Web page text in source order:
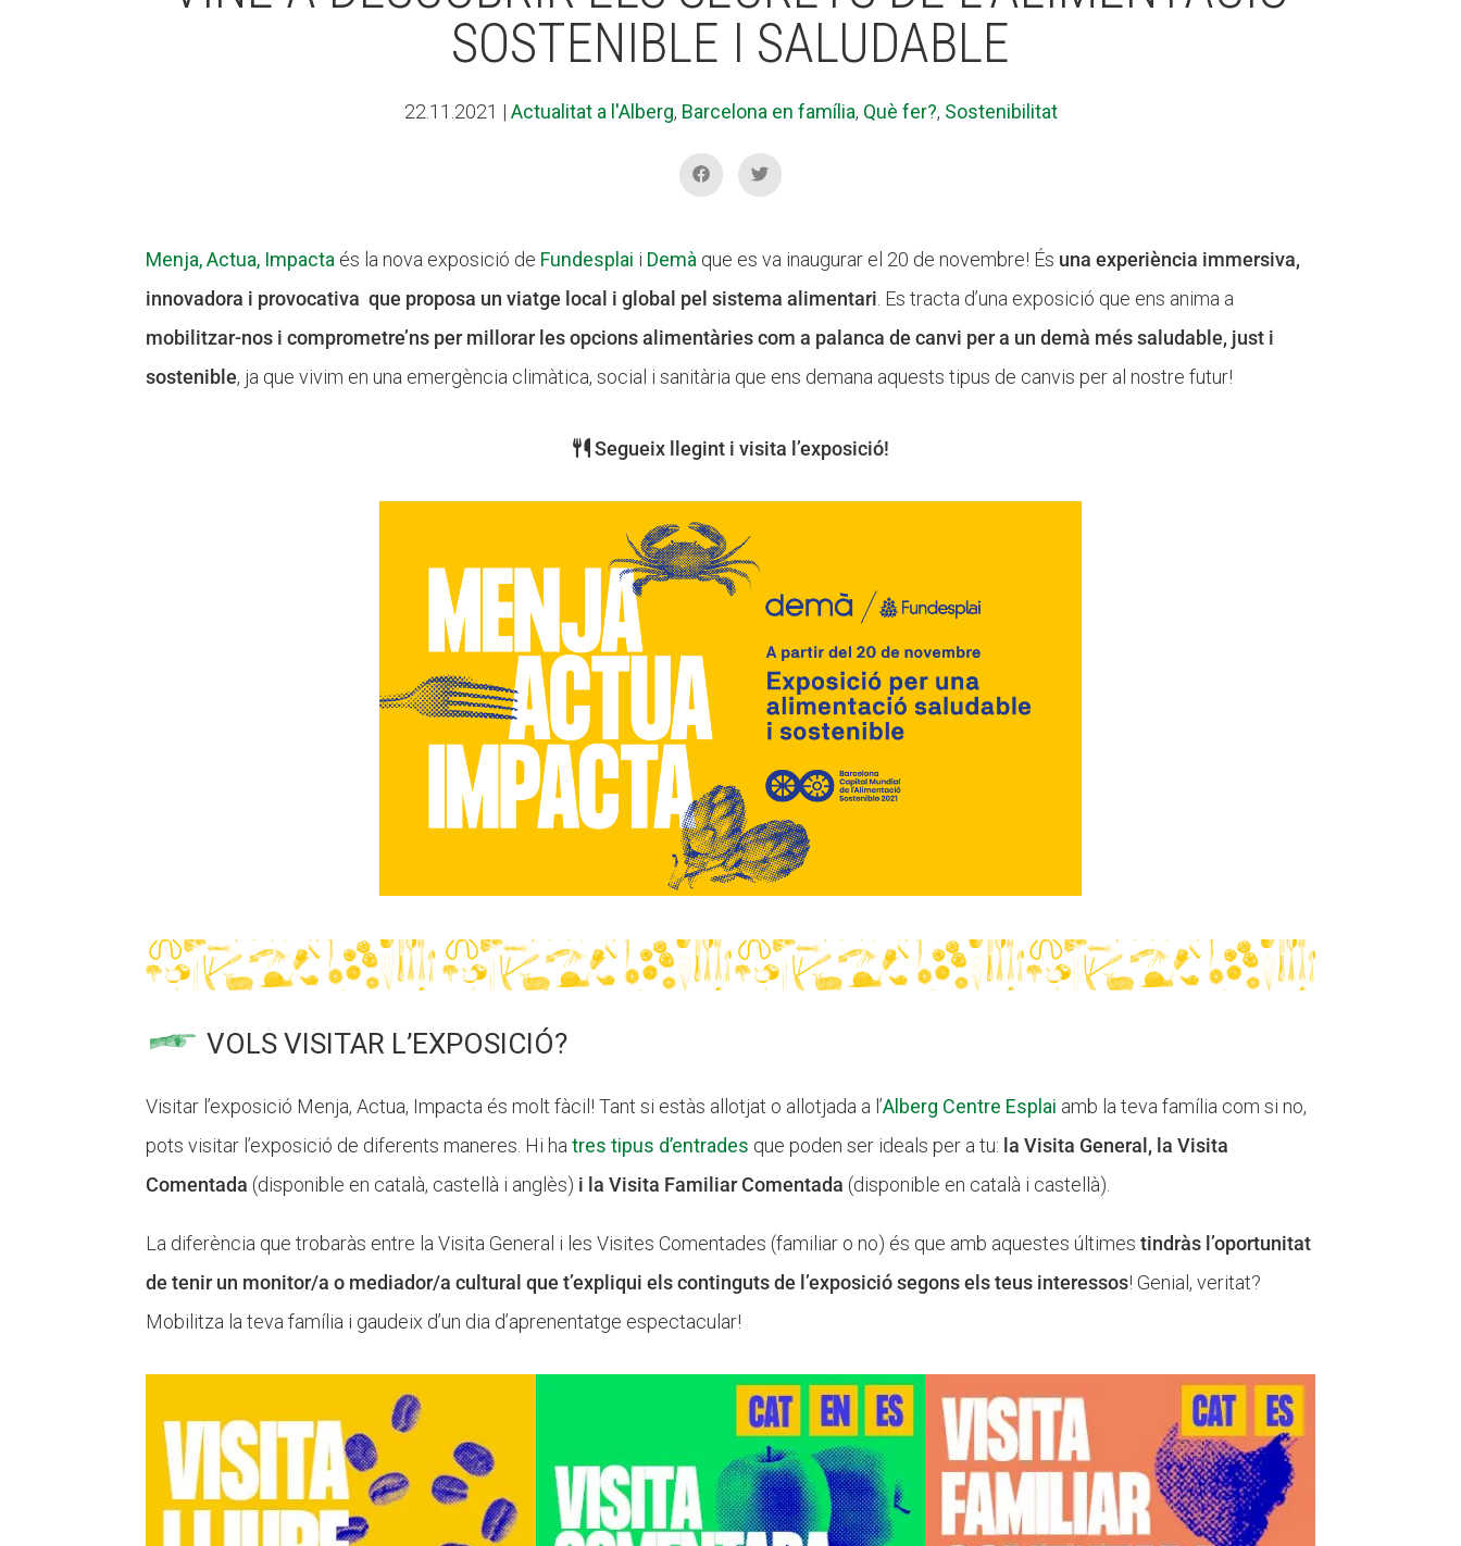
SOSTENIBLE I SALUDABLE
22.11.2021 | Actualitat a l'Alberg, Barcelona en família, Què fer?, Sostenibilitat
Menja, Actua, Impacta és la nova exposició de Fundesplai i Demà que es va inaugurar el 20 de novembre! És una experiència immersiva,
innovadora i provocativa que proposa un viatge local i global pel sistema alimentari . Es tracta d’una exposició que ens anima a
mobilitzar-nos i comprometre’ns per millorar les opcions alimentàries com a palanca de canvi per a un demà més saludable, just i
sostenible, ja que vivim en una emergència climàtica, social i sanitària que ens demana aquests tipus de canvis per al nostre futur!
Segueix llegint i visita l’exposició!
VOLS VISITAR L’EXPOSICIÓ?
Visitar l’exposició Menja, Actua, Impacta és molt fàcil! Tant si estàs allotjat o allotjada a l’Alberg Centre Esplai amb la teva família com si no,
pots visitar l’exposició de diferents maneres. Hi hatres tipus d’entrades que poden ser ideals per a tu: la Visita General, la Visita
Comentada (disponible en català, castellà i anglès) i la Visita Familiar Comentada (disponible en català i castellà).
La diferència que trobaràs entre la Visita General i les Visites Comentades (familiar o no) és que amb aquestes últimes tindràs l’oportunitat
de tenir un monitor/a o mediador/a cultural que t’expliqui els continguts de l’exposició segons els teus interessos! Genial, veritat?
Mobilitza la teva família i gaudeix d’un dia d’aprenentatge espectacular!